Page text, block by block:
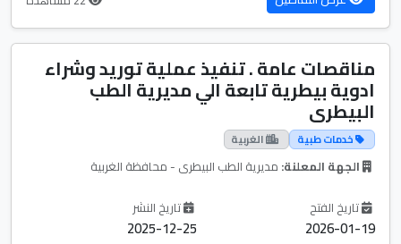
مناقصات عامة . تنفيذ عملية توريد وشراء
ادوية بيطرية تابعة الي مديرية الطب
البيطرى
خدمات طبية الغربية
الجهة المعلنة: مديرية الطب البيطرى - محافظة الغربية
تاريخ الفتح
2026-01-19
تاريخ النشر
2025-12-25